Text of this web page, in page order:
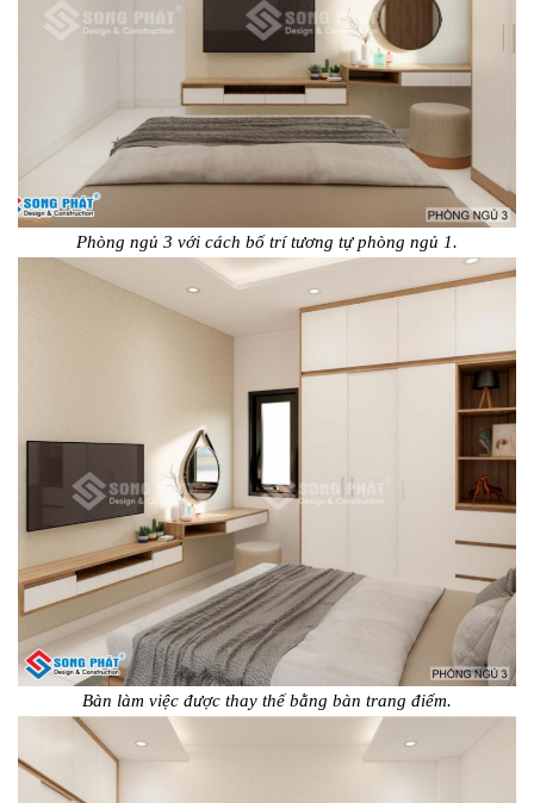
Phòng ngủ 3 với cách bố trí tương tự phòng ngủ 1.
Bàn làm việc được thay thế bằng bàn trang điểm.